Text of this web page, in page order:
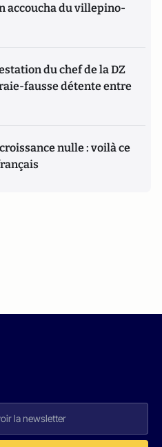
accoucha du villepino-
du chef de la DZ
fausse détente entre
nulle : voilà ce